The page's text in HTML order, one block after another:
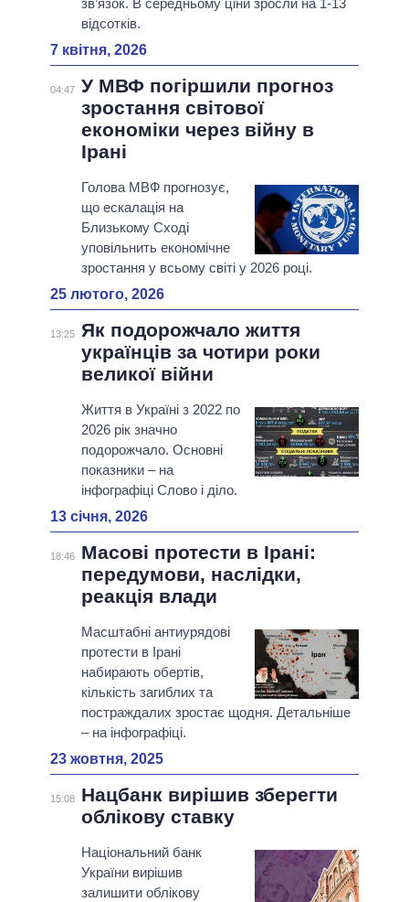
зв’язок. В середньому ціни зросли на 1-13
відсотків.
7 квітня, 2026
04:47 У МВФ погіршили прогноз
зростання світової
економіки через війну в
Ірані
Голова МВФ прогнозує,
що ескалація на
Близькому Сході
уповільнить економічне
зростання у всьому світі у 2026 році.
25 лютого, 2026
13:25
Як подорожчало життя
українців за чотири роки
великої війни
Життя в Україні з 2022 по
2026 рік значно
подорожчало. Основні
показники – на
інфографіці Слово і діло.
13 січня, 2026
18:46
Масові протести в Ірані:
передумови, наслідки,
реакція влади
Масштабні антиурядові
протести в Ірані
набирають обертів,
кількість загиблих та
постраждалих зростає щодня. Детальніше
– на інфографіці.
23 жовтня, 2025
15:08
Нацбанк вирішив зберегти
облікову ставку
Національний банк
України вирішив
залишити облікову